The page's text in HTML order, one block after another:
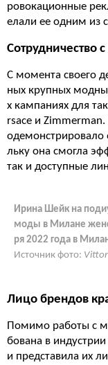
ровокационные
елали ее одним из
С момента своего
ных крупных
х кампаниях для
rsace и
одемонстрировало
льку она смогла
так и доступные
Ирина Шейк на
моды в Милане
ря 2022 года в
Источник фото:
Лицо брендов
Помимо работы с
бована в
и представила их